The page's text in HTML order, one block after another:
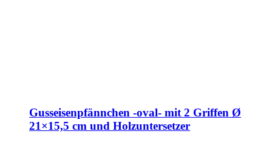
Gusseisenpfännchen -oval- mit 2 Griffen Ø
21×15,5 cm und Holzuntersetzer